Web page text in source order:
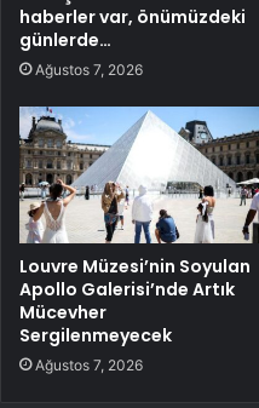
haberler var, önümüzdeki
günlerde…
Ağustos 7, 2026
Louvre Müzesi’nin Soyulan
Apollo Galerisi’nde Artık
Mücevher
Sergilenmeyecek
Ağustos 7, 2026